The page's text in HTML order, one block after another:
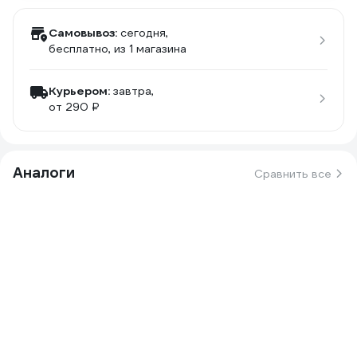
Самовывоз: сегодня,
бесплатно, из 1 магазина
Курьером: завтра,
от 290 ₽
Аналоги Сравнить все